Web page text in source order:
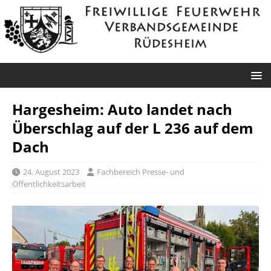
Hargesheim: Auto landet nach
Überschlag auf der L 236 auf dem
Dach
24. August 2023
Fachbereich Presse- und
Öffentlichkeitsarbeit
Roxheim: Unklare
Rauchentwicklung
Datum: 3. August 2026 um
Sprendlingen: Überörtliche Hilfe bei
Industriebrand in Sprendlingen
Datum: 2. August 2026 um